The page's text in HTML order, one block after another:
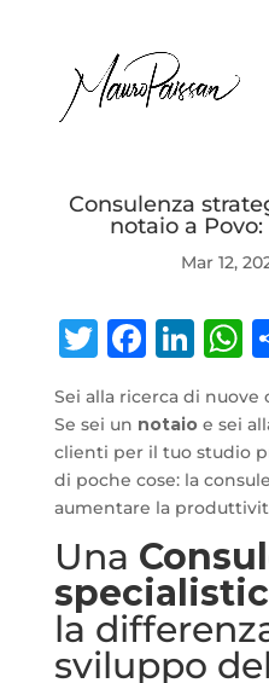
Consulenza
notaio a
Mar 12,
Twitter
Sei alla ricerca di
Se sei un notaioe sei
clienti per il tuo studio
di poche cose: la
aumentare la
Una
la
sviluppo